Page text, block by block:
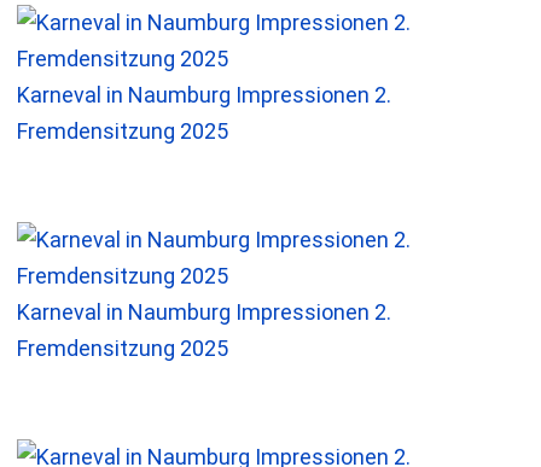
Karneval in Naumburg Impressionen 2.
Fremdensitzung 2025
Karneval in Naumburg Impressionen 2.
Fremdensitzung 2025